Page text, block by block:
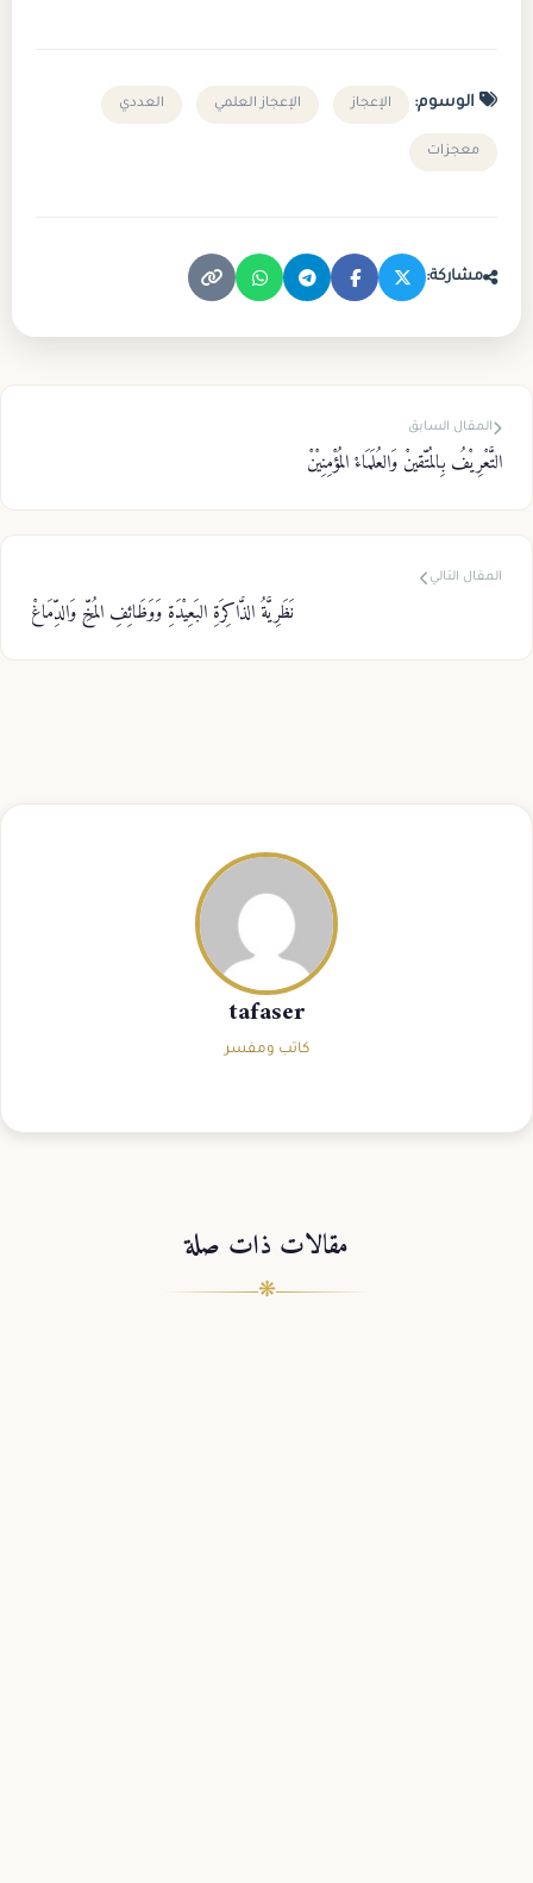
الوسوم: الإعجاز الإعجاز العلمي العددي
معجزات
مشاركة:
المقال السابق
التَّعْرِيْفُ بِالمُتّقينْ وَالعُلَمَاءْ المُؤْمِنِيْنْ
المقال التالي
نَظَرِيَّةُ الذَّاكِرَةِ البَعِيْدَةِ وَوَظَائِفِ المُخِّ وَالدِّمَاغْ
tafaser
كاتب ومفسر
مقالات ذات صلة
❋